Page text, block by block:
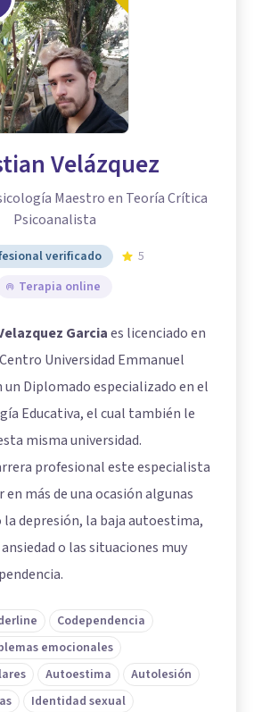
Velázquez
Maestro en Teoría Crítica
Psicoanalista
verificado
5
Terapia online
Garciaes licenciado en
Universidad Emmanuel
un Diplomado especializado en el
Educativa, el cual también le
misma universidad.
profesional este especialista
en más de una ocasión algunas
depresión, la baja autoestima,
o las situaciones muy
Codependencia
emocionales
Autoestima
Autolesión
Identidad sexual